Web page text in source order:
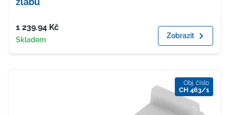
Cena
1 239.94 Kč
Dostupnost
Skladem Zobrazit
Obj. číslo
CH 463/1